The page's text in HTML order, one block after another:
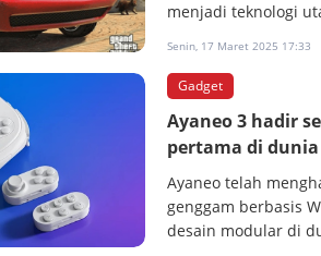
menjadi teknologi
Senin, 17 Maret 2025 17:33
Gadget
Ayaneo 3 hadir
pertama di dunia
Ayaneo telah
genggam berbasis
desain modular di